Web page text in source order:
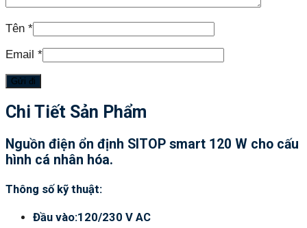
Tên *
Email *
Chi Tiết Sản Phẩm
Nguồn điện ổn định SITOP smart 120 W cho cấu
hình cá nhân hóa.
Thông số kỹ thuật:
Đầu vào:120/230 V AC